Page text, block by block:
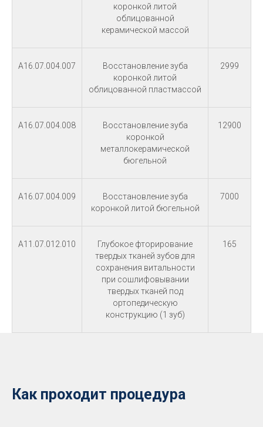
коронкой литой
облицованной
керамической массой
A16.07.004.007
Восстановление зуба
коронкой литой
облицованной пластмассой
2999
A16.07.004.008
Восстановление зуба
коронкой
металлокерамической
бюгельной
12900
A16.07.004.009
Восстановление зуба
коронкой литой бюгельной
7000
A11.07.012.010
Глубокое фторирование
твердых тканей зубов для
сохранения витальности
при сошлифовывании
твердых тканей под
ортопедическую
конструкцию (1 зуб)
165
Как проходит процедура